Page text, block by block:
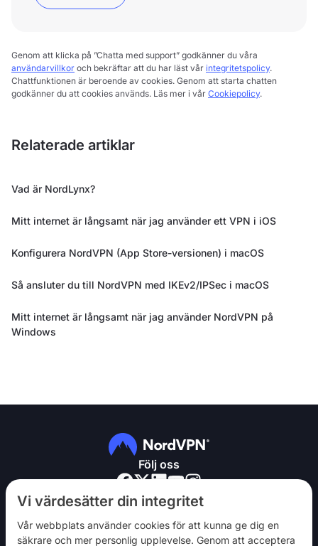
Vi värdesätter din integritet
Vår webbplats använder cookies för att kunna ge dig en
säkrare och mer personlig upplevelse. Genom att acceptera
Genom att klicka på ”Chatta med support” godkänner du våra
användarvillkor och bekräftar att du har läst vår integritetspolicy.
Chattfunktionen är beroende av cookies. Genom att starta chatten
godkänner du att cookies används. Läs mer i vår Cookiepolicy.
Relaterade artiklar
Vad är NordLynx?
Mitt internet är långsamt när jag använder ett VPN i iOS
Konfigurera NordVPN (App Store-versionen) i macOS
Så ansluter du till NordVPN med IKEv2/IPSec i macOS
Mitt internet är långsamt när jag använder NordVPN på
Windows
Följ oss